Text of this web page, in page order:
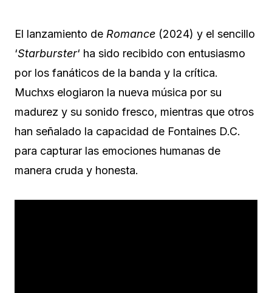
El lanzamiento de Romance (2024) y el sencillo
‘Starburster‘ ha sido recibido con entusiasmo
por los fanáticos de la banda y la crítica.
Muchxs elogiaron la nueva música por su
madurez y su sonido fresco, mientras que otros
han señalado la capacidad de Fontaines D.C.
para capturar las emociones humanas de
manera cruda y honesta.